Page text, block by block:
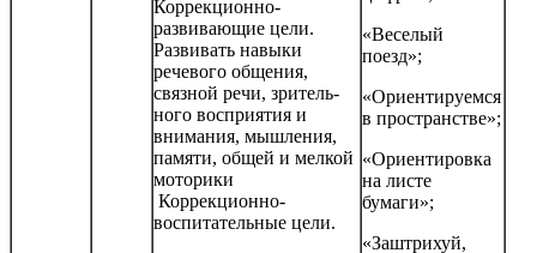
Коррекционно-
развивающие цели.
Развивать навыки
речевого общения,
связной речи, зритель­
ного восприятия и
внимания, мышления,
памяти, общей и мелкой
моторики
Коррекционно-
воспитательные цели.
«Веселый
поезд»;
«Ориентируемся
в пространстве»;
«Ориентировка
на листе
бумаги»;
«Заштрихуй,